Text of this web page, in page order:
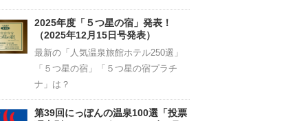
2025年度「５つ星の宿」発表！
（2025年12月15日号発表）
最新の「人気温泉旅館ホテル250選」
「５つ星の宿」「５つ星の宿プラチ
ナ」は？
第39回にっぽんの温泉100選「投票